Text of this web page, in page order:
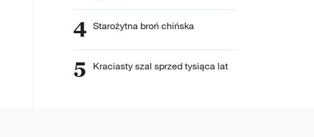
4 Starożytna broń chińska
5 Kraciasty szal sprzed tysiąca lat